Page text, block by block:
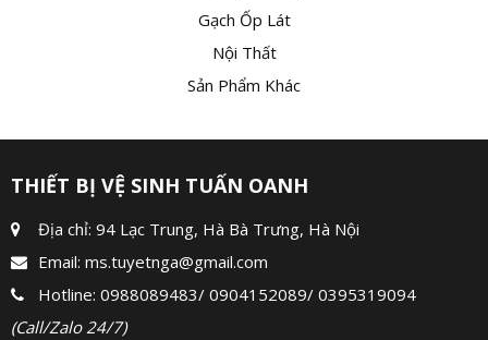
Gạch Ốp Lát
Nội Thất
Sản Phẩm Khác
THIẾT BỊ VỆ SINH TUẤN OANH
Địa chỉ: 94 Lạc Trung, Hà Bà Trưng, Hà Nội
Email: ms.tuyetnga@gmail.com
Hotline: 0988089483/ 0904152089/ 0395319094
(Call/Zalo 24/7)